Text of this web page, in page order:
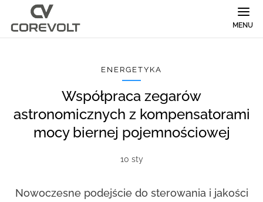
MENU
ENERGETYKA
Współpraca zegarów
astronomicznych z kompensatorami
mocy biernej pojemnościowej
10 sty
Nowoczesne podejście do sterowania i jakości